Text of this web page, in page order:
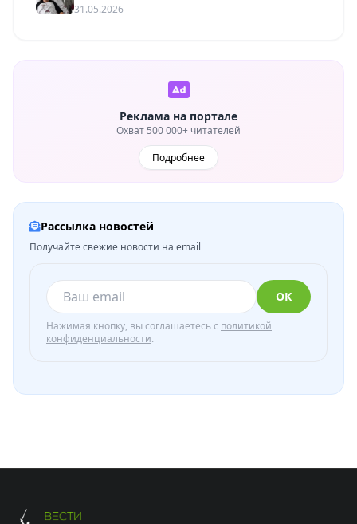
31.05.2026
Реклама на портале
Охват 500 000+ читателей
Подробнее
Рассылка новостей
Получайте свежие новости на email
ОК
Нажимая кнопку, вы соглашаетесь с политикой
конфиденциальности.